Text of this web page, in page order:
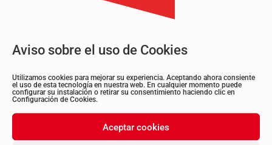
Aviso sobre el uso de Cookies
Utilizamos cookies para mejorar su experiencia. Aceptando ahora consiente
el uso de esta tecnología en nuestra web. En cualquier momento puede
configurar su instalación o retirar su consentimiento haciendo clic en
Configuración de Cookies.
Aceptar cookies
Parlamento Europeo, aprobada el 23 de octubre
que informen sobre infracciones del Derecho de
la Unión Europea.
¿Hasta cuándo hay tiempo de
adaptarse a la nueva normativa?